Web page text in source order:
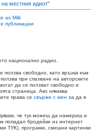
местния идиот"
as Milk
публикации
национално радио.
свободно, като връзка към
при спазване на авторските
да се ползват свободно и
страница. Ако някаква
права се свърже с мен за да я
че тук можеш да намериш и
попадал бродейки из интернет
ТУК), програми, смешни картинки,